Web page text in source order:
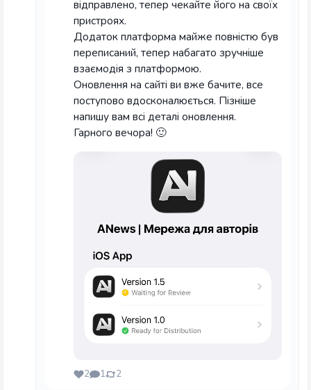
відправлено, тепер чекайте його на своїх
пристроях.
Додаток платформа майже повністю був
переписаний, тепер набагато зручніше
взаємодія з платформою.
Оновлення на сайті ви вже бачите, все
поступово вдосконалюється. Пізніше
напишу вам всі деталі оновлення.
Гарного вечора! 🙂
2 1 2